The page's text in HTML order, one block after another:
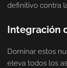
definitivo contra
Integración
Dominar estos
eleva todos los